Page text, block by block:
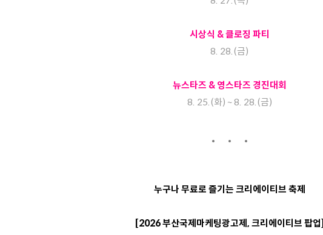
시상식 & 클로징 파티
8. 28.(금)
뉴스타즈 & 영스타즈 경진대회
8. 25.(화) ~ 8. 28.(금)
누구나 무료로 즐기는 크리에이티브 축제
[2026 부산국제마케팅광고제, 크리에이티브 팝업]